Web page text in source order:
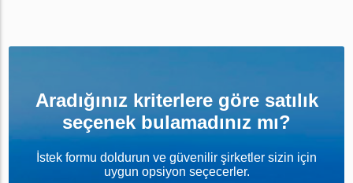
Aradığınız kriterlere göre satılık
seçenek bulamadınız mı?
İstek formu doldurun ve güvenilir şirketler sizin için
uygun opsiyon seçecerler.